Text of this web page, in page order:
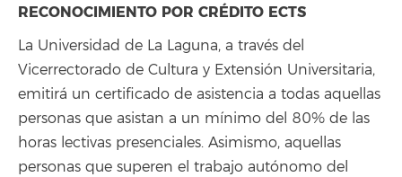
RECONOCIMIENTO POR CRÉDITO ECTS
La Universidad de La Laguna, a través del
Vicerrectorado de Cultura y Extensión Universitaria,
emitirá un certificado de asistencia a todas aquellas
personas que asistan a un mínimo del 80% de las
horas lectivas presenciales. Asimismo, aquellas
personas que superen el trabajo autónomo del